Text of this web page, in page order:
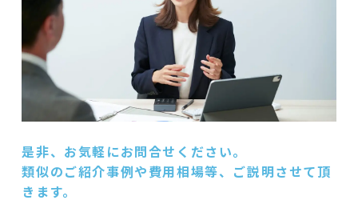
是非、お気軽にお問合せください。
類似のご紹介事例や費用相場等、ご説明させて頂
きます。